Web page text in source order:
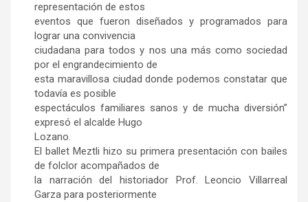
representación de estos
eventos que fueron diseñados y programados para
lograr una convivencia
ciudadana para todos y nos una más como sociedad
por el engrandecimiento de
esta maravillosa ciudad donde podemos constatar que
todavía es posible
espectáculos familiares sanos y de mucha diversión”
expresó el alcalde Hugo
Lozano.
El ballet Meztli hizo su primera presentación con bailes
de folclor acompañados de
la narración del historiador Prof. Leoncio Villarreal
Garza para posteriormente